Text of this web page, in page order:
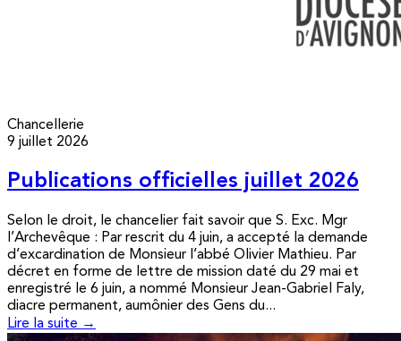
Chancellerie
9 juillet 2026
Publications officielles juillet 2026
Selon le droit, le chancelier fait savoir que S. Exc. Mgr
l’Archevêque : Par rescrit du 4 juin, a accepté la demande
d’excardination de Monsieur l’abbé Olivier Mathieu. Par
décret en forme de lettre de mission daté du 29 mai et
enregistré le 6 juin, a nommé Monsieur Jean-Gabriel Faly,
diacre permanent, aumônier des Gens du...
Lire la suite →